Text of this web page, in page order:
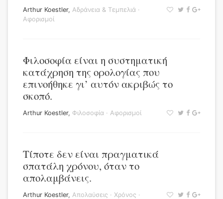
Arthur Koestler, Αδράνεια & Τεμπελιά ·
Αφορισμοί
Φιλοσοφία είναι η συστηματική
κατάχρηση της ορολογίας που
επινοήθηκε γι’ αυτόν ακριβώς το
σκοπό.
Arthur Koestler, Φιλοσοφία · Αφορισμοί
Τίποτε δεν είναι πραγματικά
σπατάλη χρόνου, όταν το
απολαμβάνεις.
Arthur Koestler, Απολαύσεις · Χρόνος ·